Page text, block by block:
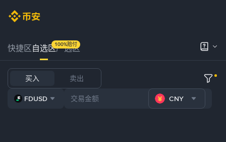
快捷区自选区严选区
100%赔付
买入 卖出
FDUSD CNY